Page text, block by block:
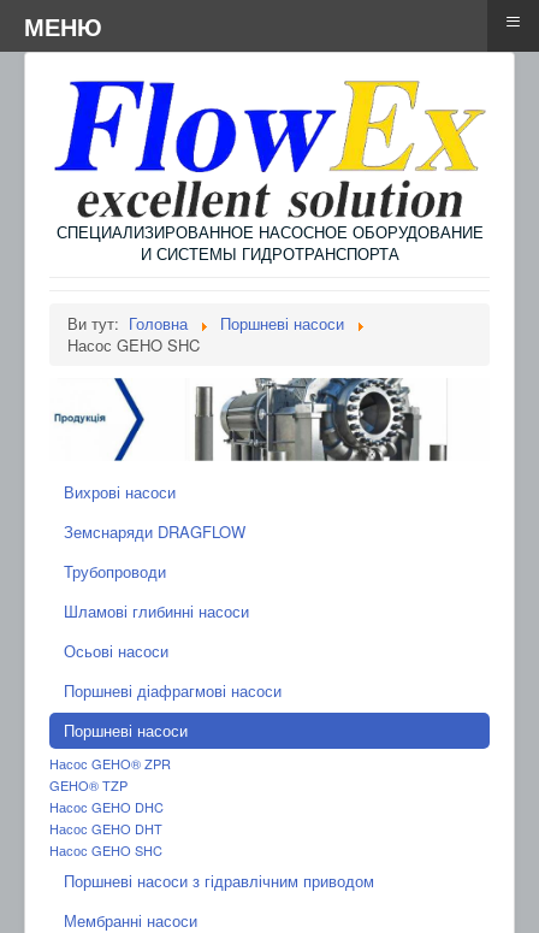
СПЕЦИАЛИЗИРОВАННОЕ НАСОСНОЕ ОБОРУДОВАНИЕ
И СИСТЕМЫ ГИДРОТРАНСПОРТА
Ви тут: Головна
Поршневі насоси
Насос GEHO SHC
Вихрові насоси
Земснаряди DRAGFLOW
Трубопроводи
Шламові глибинні насоси
Осьові насоси
Поршневі діафрагмові насоси
Поршневі насоси
Насос GEHO® ZPR
GEHO® TZP
Насос GEHO DHC
Насос GEHO DHT
Насос GEHO SHC
Поршневі насоси з гідравлічним приводом
Мембранні насоси
Menu ≡
МЕНЮ ≡